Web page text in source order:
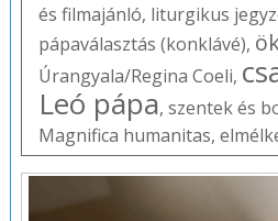
és filmajánló, liturgikus
pápaválasztás (konklávé),
Úrangyala/Regina Coeli,
Leó pápa, szentek és
Magnifica humanitas,